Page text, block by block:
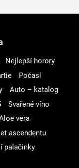
Nejlepší horory
Počasí
Auto – katalog
Svařené víno
vera
ascendentu
palačinky